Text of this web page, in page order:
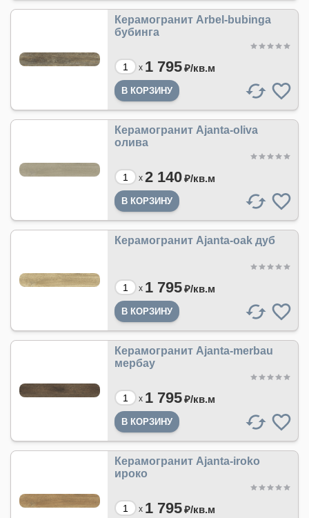
Керамогранит Arbel-bubinga
бубинга
x 1 795₽/кв.м
Керамогранит Ajanta-oliva
олива
x 2 140₽/кв.м
Керамогранит Ajanta-oak дуб
x 1 795₽/кв.м
Керамогранит Ajanta-merbau
мербау
x 1 795₽/кв.м
Керамогранит Ajanta-iroko
ироко
x 1 795₽/кв.м